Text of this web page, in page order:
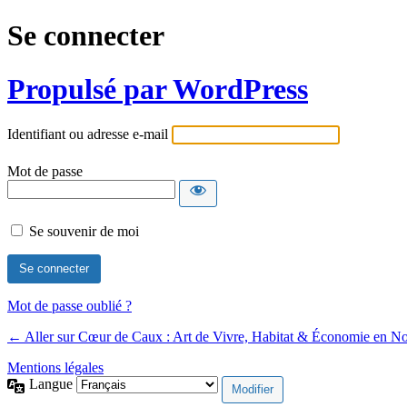
Se connecter
Propulsé par WordPress
Identifiant ou adresse e-mail
Mot de passe
Se souvenir de moi
Mot de passe oublié ?
← Aller sur Cœur de Caux : Art de Vivre, Habitat & Économie en
Mentions légales
Langue